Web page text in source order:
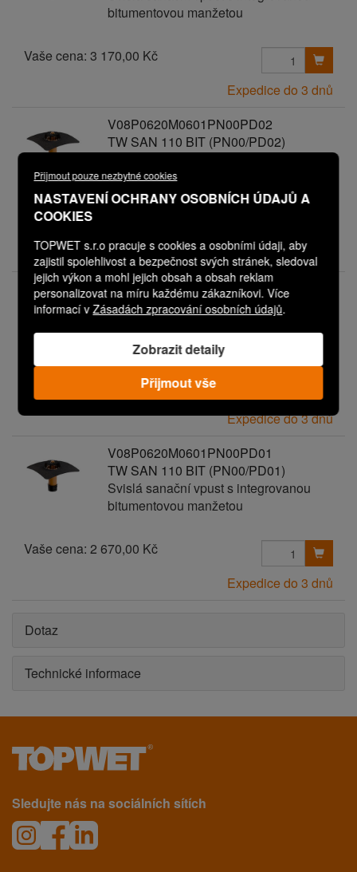
Přijmout pouze nezbytné cookies
NASTAVENÍ OCHRANY OSOBNÍCH ÚDAJŮ A
COOKIES
TOPWET s.r.o pracuje s cookies a osobními údaji, aby
zajistil spolehlivost a bezpečnost svých stránek, sledoval
jejich výkon a mohl jejich obsah a obsah reklam
personalizovat na míru každému zákazníkovi. Více
informací vZásadách zpracování osobních údajů.
Zobrazit detaily
Přijmout vše
bitumentovou manžetou
Vaše cena: 3 170,00 Kč
Expedice do 3 dnů
V08P0620M0601PN00PD02
TW SAN 110 BIT (PN00/PD02)
bitumentovou manžetou
Vaše cena:2 770,00 Kč
Expedice do 3 dnů
V08P0620M0601PN00PD03
TW SAN 110 BIT (PN00/PD03)
bitumentovou manžetou
2 870,00 Kč
Expedice do 3 dnů
V08P0620M0601PN00PD01
TW SAN 110 BIT (PN00/PD01)
Svislá sanační vpust s integrovanou
bitumentovou manžetou
Vaše cena: 2 670,00 Kč
Expedice do 3 dnů
Dotaz
Technické informace
Sledujte nás na sociálních sítích